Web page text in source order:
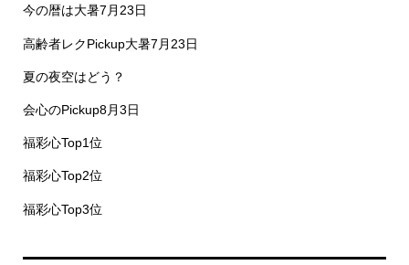
今の暦は大暑7月23日
高齢者レクPickup大暑7月23日
夏の夜空はどう？
会心のPickup8月3日
福彩心Top1位
福彩心Top2位
福彩心Top3位